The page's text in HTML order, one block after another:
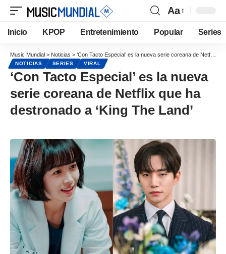
Aa
Inicio KPOP Entretenimiento Popular Series
Music Mundial > Noticias > ‘Con Tacto Especial’ es la nueva serie coreana de Netflix que ha destronado a ‘King The Land’
NOTICIAS SERIES VIRAL
‘Con Tacto Especial’ es la nueva
serie coreana de Netflix que ha
destronado a ‘King The Land’